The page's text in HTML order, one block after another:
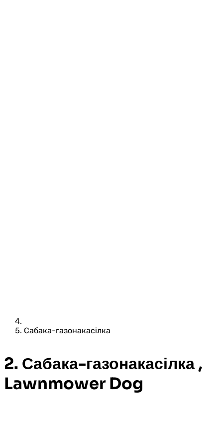
Сабака-газонакасілка
2. Сабака-газонакасілка ,
Lawnmower Dog